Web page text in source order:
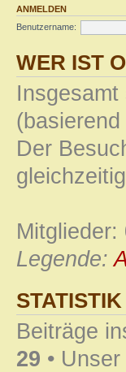
ANMELDEN
Benutzername:
WER IST
Insgesamt
Der
Mitglieder:
Legende:
STATISTIK
Beiträge
29 •